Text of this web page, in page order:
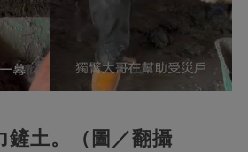
土。（圖／翻攝